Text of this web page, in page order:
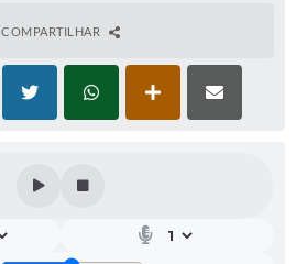
COMPARTILHAR